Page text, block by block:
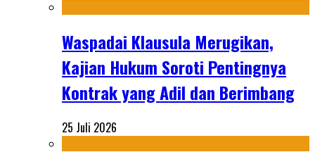
Waspadai Klausula Merugikan,
Kajian Hukum Soroti Pentingnya
Kontrak yang Adil dan Berimbang
25 Juli 2026